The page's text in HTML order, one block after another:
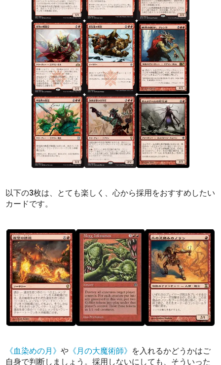
以下の3枚は、とても楽しく、心から採用をおすすめしたい
カードです。
《血染めの月》や 《月の大魔術師》 を入れるかどうかはご
自身で判断しましょう。採用しないにしても、そういった